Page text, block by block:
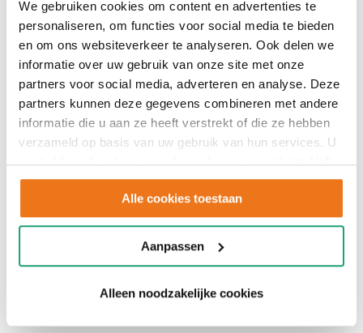
We gebruiken cookies om content en advertenties te
personaliseren, om functies voor social media te bieden
en om ons websiteverkeer te analyseren. Ook delen we
informatie over uw gebruik van onze site met onze
partners voor social media, adverteren en analyse. Deze
partners kunnen deze gegevens combineren met andere
informatie die u aan ze heeft verstrekt of die ze hebben
verzameld op basis van uw gebruik van hun services. U
gaat akkoord met onze cookies als u onze website blijft
gebruiken.
Alle cookies toestaan
Aanpassen
Alleen noodzakelijke cookies